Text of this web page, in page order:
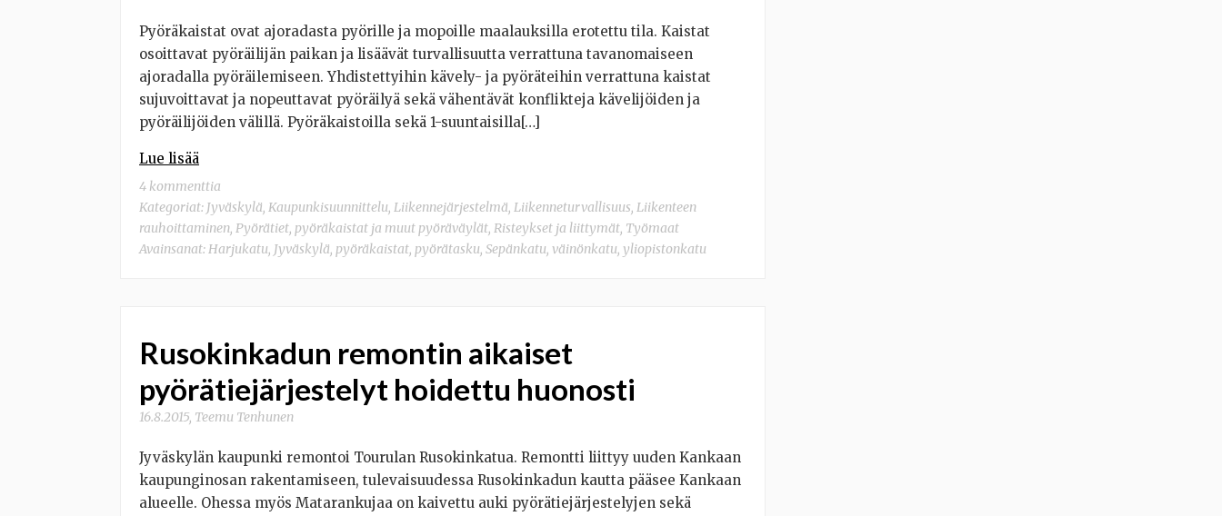
Pyöräkaistat ovat ajoradasta pyörille ja mopoille maalauksilla erotettu tila. Kaistat
osoittavat pyöräilijän paikan ja lisäävät turvallisuutta verrattuna tavanomaiseen
ajoradalla pyöräilemiseen. Yhdistettyihin kävely- ja pyöräteihin verrattuna kaistat
sujuvoittavat ja nopeuttavat pyöräilyä sekä vähentävät konflikteja kävelijöiden ja
pyöräilijöiden välillä. Pyöräkaistoilla sekä 1-suuntaisilla[…]
Lue lisää
4 kommenttia
Kategoriat: Jyväskylä, Kaupunkisuunnittelu, Liikennejärjestelmä, Liikenneturvallisuus, Liikenteen
rauhoittaminen, Pyörätiet, pyöräkaistat ja muut pyöräväylät, Risteykset ja liittymät, Työmaat
Avainsanat:Harjukatu, Jyväskylä, pyöräkaistat, pyörätasku, Sepänkatu, väinönkatu, yliopistonkatu
Rusokinkadun remontin aikaiset
pyörätiejärjestelyt hoidettu huonosti
16.8.2015, Teemu Tenhunen
Jyväskylän kaupunki remontoi Tourulan Rusokinkatua. Remontti liittyy uuden Kankaan
kaupunginosan rakentamiseen, tulevaisuudessa Rusokinkadun kautta pääsee Kankaan
alueelle. Ohessa myös Matarankujaa on kaivettu auki pyörätiejärjestelyjen sekä